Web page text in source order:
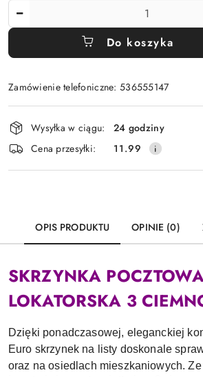
Do koszyka
Zamówienie telefoniczne: 536555147
Wyślij
Dostępność
i
dostawa
Wysyłka w ciągu:
24 godziny
Cena przesyłki:
11.99
OPIS PRODUKTU OPINIE (0)
SKRZYNKA
LOKATORSKA 3
Dzięki ponadczasowej, eleganckiej
Euro skrzynek na listy doskonale
oraz na osiedlach mieszkaniowych.